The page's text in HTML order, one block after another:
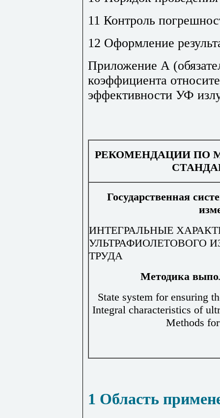
11 Контроль
12 Оформление
Приложение А
коэффициента
эффективности УФ
РЕКОМЕНДАЦИИ ПО
Государственная
ИНТЕГРАЛЬНЫЕ
УЛЬТРАФИОЛЕТОВОГО
ТРУДА
Методика
State system for ensuring
Integral characteristics of
Methods
1 Область